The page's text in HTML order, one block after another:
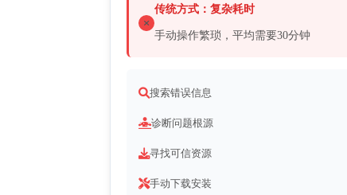
传统方式：复杂耗时
手动操作繁琐，平均需要30分钟
搜索错误信息
诊断问题根源
寻找可信资源
手动下载安装